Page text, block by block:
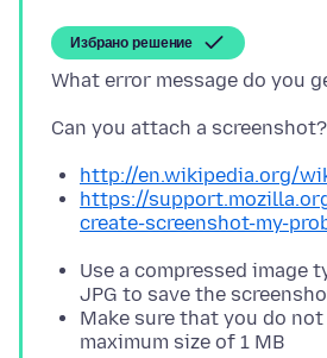
Избрано решение
http://en.wikipedia.org/
https://
create-screenshot-my-
Use a compressed image
JPG to save the
Make sure that you do
maximum size of 1 MB